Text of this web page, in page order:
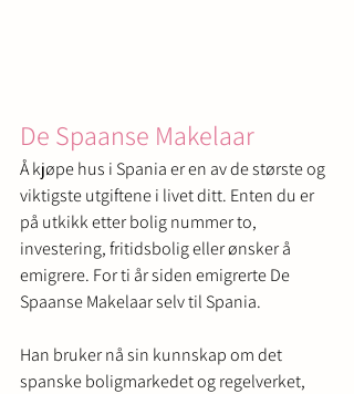
De Spaanse Makelaar
Å kjøpe hus i Spania er en av de største og
viktigste utgiftene i livet ditt. Enten du er
på utkikk etter bolig nummer to,
investering, fritidsbolig eller ønsker å
emigrere. For ti år siden emigrerte De
Spaanse Makelaar selv til Spania.
Han bruker nå sin kunnskap om det
spanske boligmarkedet og regelverket,